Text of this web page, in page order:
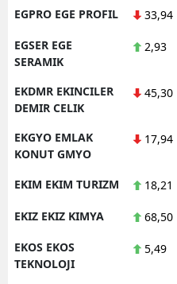
EGPRO EGE PROFIL 33,94
EGSER EGE
SERAMIK
2,93
EKDMR EKINCILER
DEMIR CELIK
45,30
EKGYO EMLAK
KONUT GMYO
17,94
EKIM EKIM TURIZM 18,21
EKIZ EKIZ KIMYA 68,50
EKOS EKOS
TEKNOLOJI
5,49